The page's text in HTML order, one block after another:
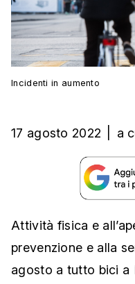
Incidenti in aumento
17 agosto 2022 a
Attività fisica e
prevenzione e alla
agosto a tutto bici a